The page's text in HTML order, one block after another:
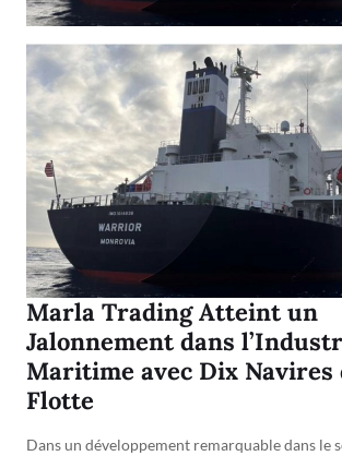
Marla Trading Atteint un
Jalonnement dans
Maritime avec Dix Navires
Flotte
Dans un développement remarquable dans le